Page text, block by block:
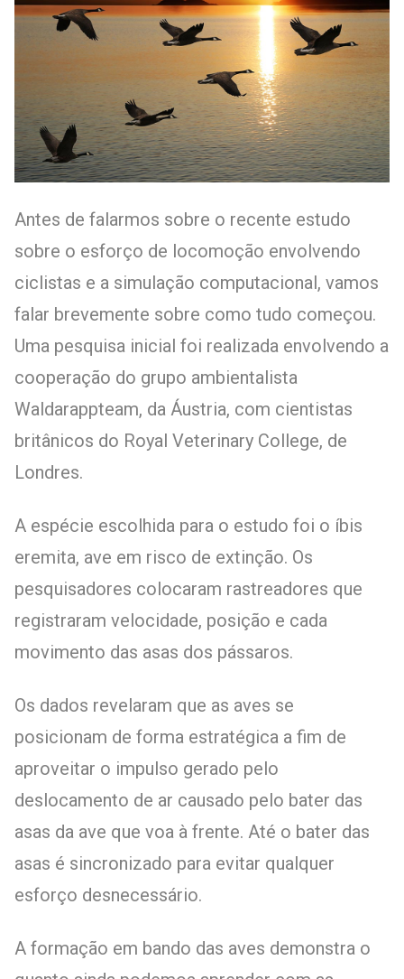
Antes de falarmos sobre o recente estudo
sobre o esforço de locomoção envolvendo
ciclistas e a simulação computacional, vamos
falar brevemente sobre como tudo começou.
Uma pesquisa inicial foi realizada envolvendo a
cooperação do grupo ambientalista
Waldarappteam, da Áustria, com cientistas
britânicos do Royal Veterinary College, de
Londres.
A espécie escolhida para o estudo foi o íbis
eremita, ave em risco de extinção. Os
pesquisadores colocaram rastreadores que
registraram velocidade, posição e cada
movimento das asas dos pássaros.
Os dados revelaram que as aves se
posicionam de forma estratégica a fim de
aproveitar o impulso gerado pelo
deslocamento de ar causado pelo bater das
asas da ave que voa à frente. Até o bater das
asas é sincronizado para evitar qualquer
esforço desnecessário.
A formação em bando das aves demonstra o